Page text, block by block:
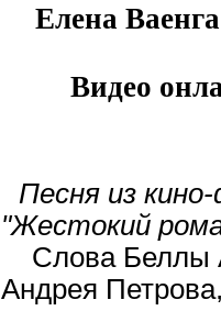
Елена
Видео
Песня из
"Жестокий
Слова Беллы
Андрея